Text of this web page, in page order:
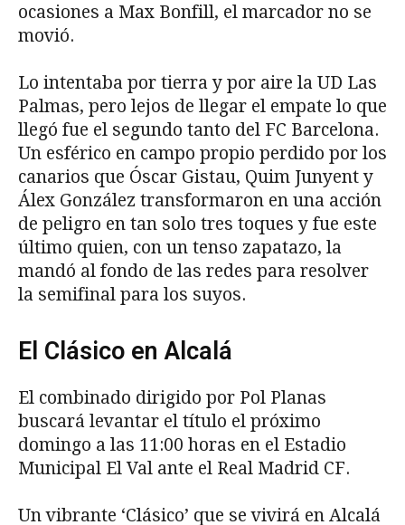
ocasiones a Max Bonfill, el marcador no se
movió.
Lo intentaba por tierra y por aire la UD Las
Palmas, pero lejos de llegar el empate lo que
llegó fue el segundo tanto del FC Barcelona.
Un esférico en campo propio perdido por los
canarios que Óscar Gistau, Quim Junyent y
Álex González transformaron en una acción
de peligro en tan solo tres toques y fue este
último quien, con un tenso zapatazo, la
mandó al fondo de las redes para resolver
la semifinal para los suyos.
El Clásico en Alcalá
El combinado dirigido por Pol Planas
buscará levantar el título el próximo
domingo a las 11:00 horas en el Estadio
Municipal El Val ante el Real Madrid CF.
Un vibrante ‘Clásico’ que se vivirá en Alcalá